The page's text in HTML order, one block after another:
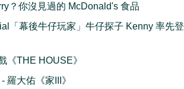
？你沒見過的 McDonald's 食品
「幕後牛仔玩家」牛仔探子 Kenny 率先登
《THE HOUSE》
羅大佑《家III》